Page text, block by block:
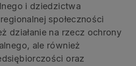
i dziedzictwa
społeczności
działanie na rzecz ochrony
ale również
oraz